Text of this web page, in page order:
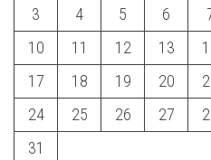
3
4 5 6
10
11 12 13
17
18 19 20
24
25 26 27
31